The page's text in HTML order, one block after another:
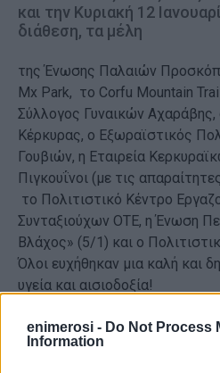
enimerosi - Do Not Process
Information
και την Κυριακή 12
διάθεση, τα μέλη
της Ένωσης Παλαιών
Mx Park, το Corfu Mountain
Σύλλογος Γυναικών
Κέρκυρας, ο Εξωραϊστικός
Γουβιών, η Εταιρεία
Πιγκουΐνοι (με τις
το Πολιτιστικό Κέντρο
Συνταξιούχων ΟΤΕ, η Ένωση
Βλάχος» (5/1) και ο
Όλοι ευχήθηκαν μια καλή και
υγεία και αισιοδοξία!
Εμφανίσεις: 237